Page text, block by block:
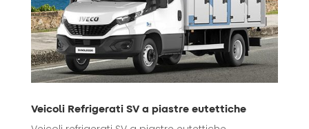
Veicoli Refrigerati SV a piastre eutettiche